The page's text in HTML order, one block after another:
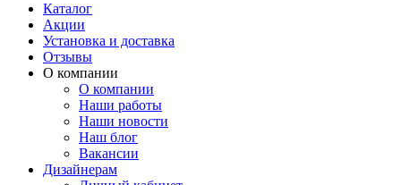
Каталог
Акции
Установка и доставка
Отзывы
О компании
О компании
Наши работы
Наши новости
Наш блог
Вакансии
Дизайнерам